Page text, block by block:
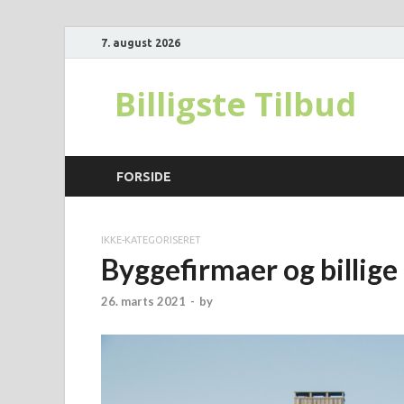
7. august 2026
Billigste Tilbud
FORSIDE
IKKE-KATEGORISERET
Byggefirmaer og billige
26. marts 2021 - by